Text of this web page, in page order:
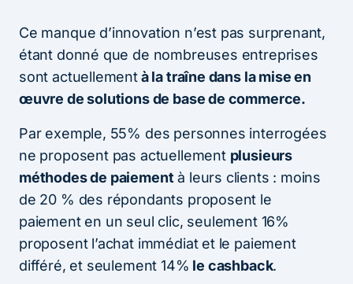
Ce manque d’innovation n’est pas surprenant,
étant donné que de nombreuses entreprises
sont actuellementà la traîne dans la mise en
œuvre de solutions de base de commerce.
Par exemple, 55% des personnes interrogées
ne proposent pas actuellement plusieurs
méthodes de paiement à leurs clients : moins
de 20 % des répondants proposent le
paiement en un seul clic, seulement 16%
proposent l’achat immédiat et le paiement
différé, et seulement 14% le cashback.